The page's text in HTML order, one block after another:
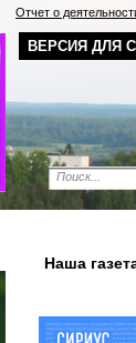
ВЕРСИЯ ДЛЯ
Отчет о
Наша